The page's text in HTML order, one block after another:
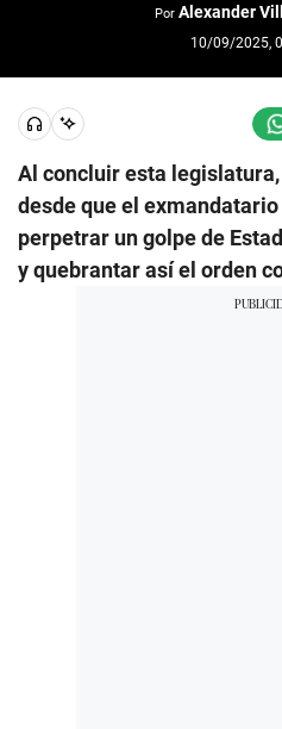
Por Alexander
10/09/2025,
Al concluir esta
desde que el exmandatario
perpetrar un golpe de
y quebrantar así el orden